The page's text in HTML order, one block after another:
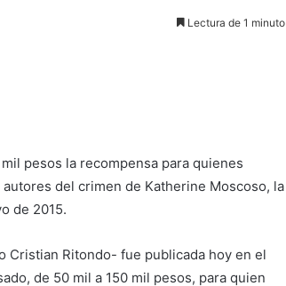
Lectura de 1 minuto
pesos la recompensa para quienes
del crimen de Katherine Moscoso, la
de 2015.
Ritondo- fue publicada hoy en el
de 50 mil a 150 mil pesos, para quien